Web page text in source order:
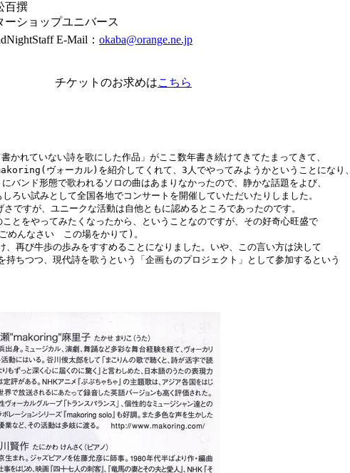
百撰
ーショップユニバース
E-Mail： okaba@orange.ne.jp
チケットのお求めはこちら
れていない詩を歌にした作品」がここ数年書き続けてきてたまってきて、
ヴォーカル)を紹介してくれて、3人でやってみようかということになり、
ンド形態で歌われるソロの曲はあまりなかったので、静かな話題をよび、
い試みとして全国各地でコンサートを開催していただいたりしました。
ですが、ユニークな活動は自他ともに認めるところであったのです。
をやってみたくなったから、ということなのですが、その好奇心旺盛で
めんなさい　この場をかりて)。
再び牛歩の歩みをすすめることになりました。いや、この言い方は決して
ちつつ、現代詩を歌うという「企画ものプロジェクト」として参加するという